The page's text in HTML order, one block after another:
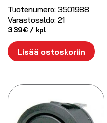
Tuotenumero: 3501988
Varastosaldo: 21
3.39€ / kpl
Lisää ostoskoriin